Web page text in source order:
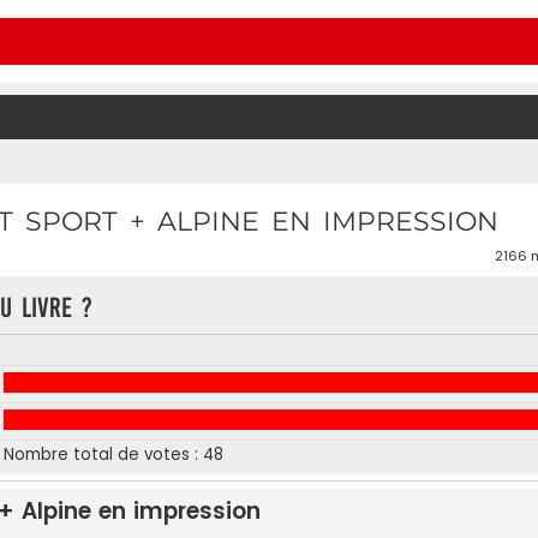
SPORT + ALPINE EN IMPRESSION
2166
livre ?
Nombre total de votes : 48
Alpine en impression